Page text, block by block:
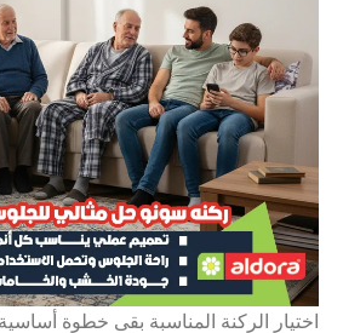
اختيار الركنة المناسبة بقى خطوة